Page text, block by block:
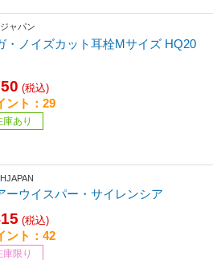
ャパン
・ノイズカット耳栓Mサイズ HQ20
(税込)
ント：29
庫あり
ーウイスパー・サイレンシア
(税込)
ント：42
庫限り